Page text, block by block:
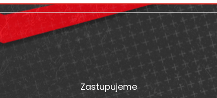
Z
á
p
Zastupujeme